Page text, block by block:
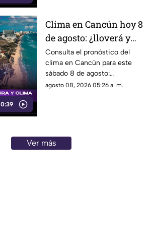
0:39
Clima en Cancún hoy 8
de agosto: ¿lloverá y
qué temperatura habrá
este sábado?
Consulta el pronóstico del
clima en Cancún para este
sábado 8 de agosto:
temperatura, lluvias y
agosto 08, 2026 05:26 a. m.
Ver más